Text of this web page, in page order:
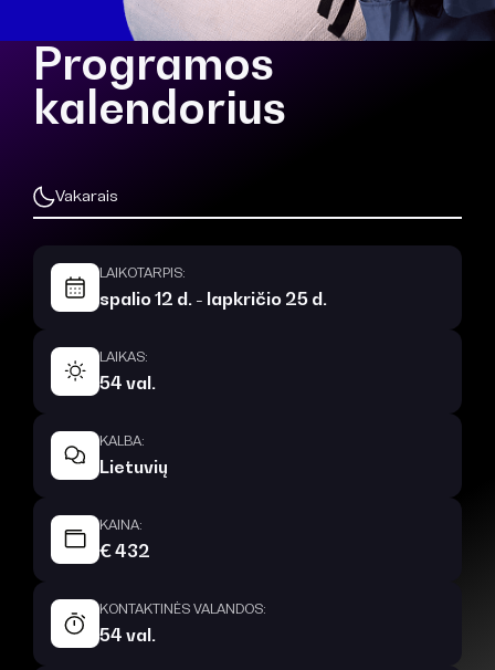
Programos
kalendorius
Vakarais
LAIKOTARPIS:
spalio 12 d. - lapkričio 25 d.
LAIKAS:
54 val.
KALBA:
Lietuvių
KAINA:
€ 432
KONTAKTINĖS VALANDOS:
54 val.